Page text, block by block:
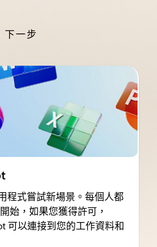
下一步
程式嘗試新場景。每個人都
始，如果您獲得許可，
可以連接到您的工作資料和